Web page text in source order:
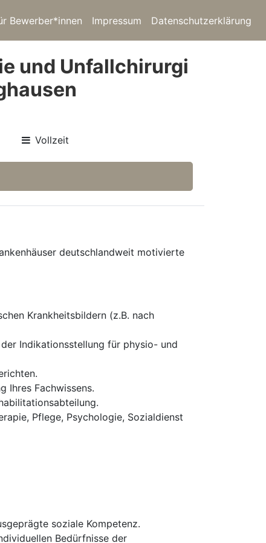
Bewerber*innen Impressum Datenschutzerklärung
und Unfallchirurgi
Vollzeit
deutschlandweit motivierte
Krankheitsbildern (z.B. nach
Indikationsstellung für physio- und
Ihres Fachwissens.
Pflege, Psychologie, Sozialdienst
soziale Kompetenz.
Bedürfnisse der